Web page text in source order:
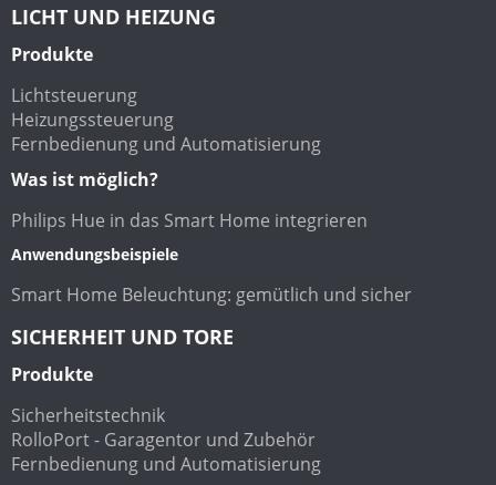
LICHT UND HEIZUNG
Produkte
Lichtsteuerung
Heizungssteuerung
Fernbedienung und Automatisierung
Was ist möglich?
Philips Hue in das Smart Home integrieren
Anwendungsbeispiele
Smart Home Beleuchtung: gemütlich und sicher
SICHERHEIT UND TORE
Produkte
Sicherheitstechnik
RolloPort - Garagentor und Zubehör
Fernbedienung und Automatisierung